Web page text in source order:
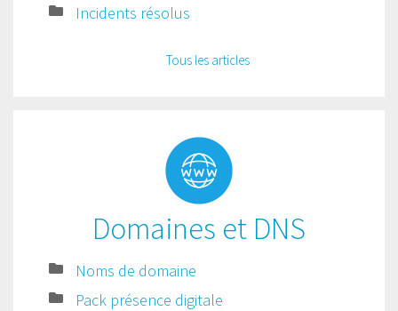
Incidents résolus
Tous les articles
Domaines et DNS
Noms de domaine
Pack présence digitale